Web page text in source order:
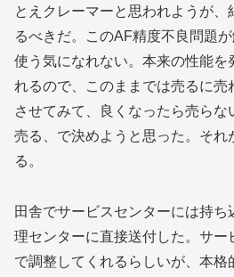
とえクレーマーと思われようが
るべきだ。このAF精度不良問題
使う気になれない。本来の性能を
れるので、このままでは売るに売
させてみて、良くなったら売らな
売る、で決めようと思った。それ
る。
田舎でサービスセンターには持
理センターに直接送付した。サー
で調整してくれるらしいが、本格